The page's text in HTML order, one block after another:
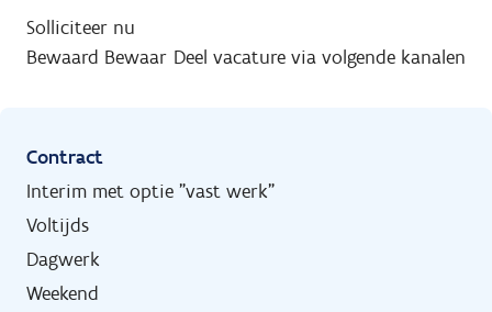
Solliciteer nu
Bewaard Bewaar Deel vacature via volgende kanalen
Contract
Interim met optie "vast werk"
Voltijds
Dagwerk
Weekend